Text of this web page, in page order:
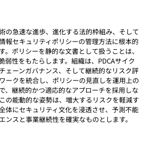
の急速な進歩、進化する法的枠組み、そして
報セキュリティポリシーの管理方法に根本的
。ポリシーを静的な文書として扱うことは、
弱性をもたらします。組織は、PDCAサイク
ェーンガバナンス、そして継続的なリスク評
ークを統合し、ポリシーの見直しを運用上の
、継続的かつ適応的なアプローチを採用しな
の能動的な姿勢は、増大するリスクを軽減す
体にセキュリティ文化を浸透させ、予測不能
ンスと事業継続性を確実なものとします。